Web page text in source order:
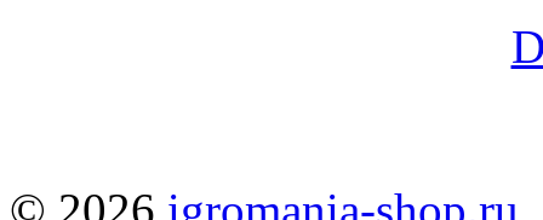
© 2026 igromania-shop.ru